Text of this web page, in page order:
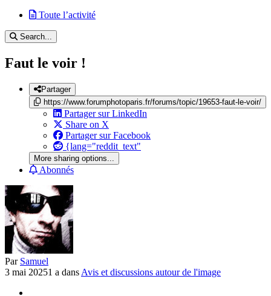
Toute l’activité
Search...
Faut le voir !
Partager
https://www.forumphotoparis.fr/forums/topic/19653-faut-le-voir/
Partager sur LinkedIn
Share on X
Partager sur Facebook
{lang="reddit_text"
More sharing options...
Abonnés
Par Samuel
3 mai 20251 a dansAvis et discussions autour de l'image